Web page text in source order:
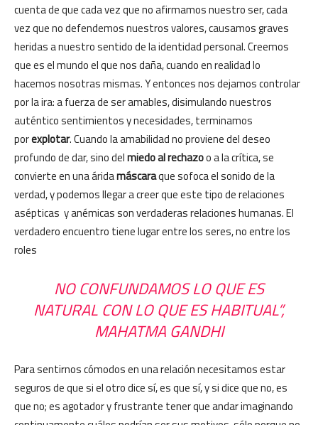
cuenta de que cada vez que no afirmamos nuestro ser, cada
vez que no defendemos nuestros valores, causamos graves
heridas a nuestro sentido de la identidad personal. Creemos
que es el mundo el que nos daña, cuando en realidad lo
hacemos nosotras mismas. Y entonces nos dejamos controlar
por la ira: a fuerza de ser amables, disimulando nuestros
auténtico sentimientos y necesidades, terminamos
porexplotar. Cuando la amabilidad no proviene del deseo
profundo de dar, sino delmiedo al rechazoo a la crítica, se
convierte en una áridamáscaraque sofoca el sonido de la
verdad, y podemos llegar a creer que este tipo de relaciones
asépticas y anémicas son verdaderas relaciones humanas. El
verdadero encuentro tiene lugar entre los seres, no entre los
roles
NO CONFUNDAMOS LO QUE ES
NATURAL CON LO QUE ES HABITUAL”,
MAHATMA GANDHI
Para sentirnos cómodos en una relación necesitamos estar
seguros de que si el otro dice sí, es que sí, y si dice que no, es
que no; es agotador y frustrante tener que andar imaginando